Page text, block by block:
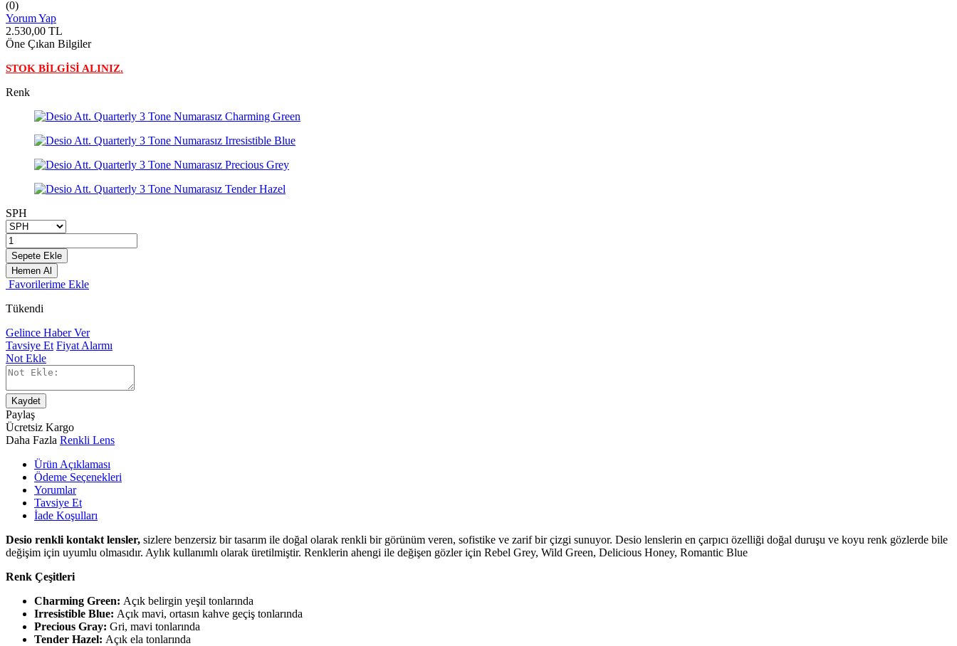
(0)
Yorum Yap
2.530,00 TL
Öne Çıkan Bilgiler
STOK BİLGİSİ ALINIZ.
Renk
SPH
Sepete Ekle
Hemen Al
Favorilerime Ekle
Tükendi
Gelince Haber Ver
Tavsiye Et Fiyat Alarmı
Not Ekle
Kaydet
Paylaş
Ücretsiz Kargo
Daha Fazla Renkli Lens
Ürün Açıklaması
Ödeme Seçenekleri
Yorumlar
Tavsiye Et
İade Koşulları
Desio renkli kontakt lensler, sizlere benzersiz bir tasarım ile doğal olarak renkli bir görünüm veren, sofistike ve zarif bir çizgi sunuyor. Desio lenslerin en çarpıcı özelliği doğal duruşu ve koyu renk gözlerde bile
değişim için uyumlu olmasıdır. Aylık kullanımlı olarak üretilmiştir. Renklerin ahengi ile değişen gözler için Rebel Grey, Wild Green, Delicious Honey, Romantic Blue
Renk Çeşitleri
Charming Green: Açık belirgin yeşil tonlarında
Irresistible Blue: Açık mavi, ortasın kahve geçiş tonlarında
Precious Gray: Gri, mavi tonlarında
Tender Hazel: Açık ela tonlarında